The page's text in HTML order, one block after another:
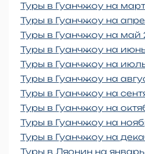
Туры в Гуанчжоу на
Туры в Гуанчжоу на
Туры в Гуанчжоу на май
Туры в Гуанчжоу на
Туры в Гуанчжоу на
Туры в Гуанчжоу на
Туры в Гуанчжоу на
Туры в Гуанчжоу на
Туры в Гуанчжоу на
Туры в Гуанчжоу на
Туры в Ляонин на